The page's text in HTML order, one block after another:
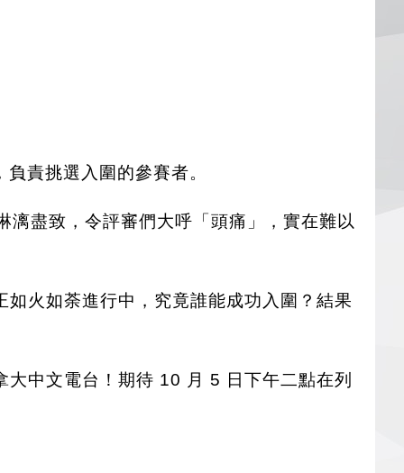
責挑選入圍的參賽者。
盡致，令評審們大呼「頭痛」，實在難以
火如荼進行中，究竟誰能成功入圍？結果
中文電台！期待 10 月 5 日下午二點在列